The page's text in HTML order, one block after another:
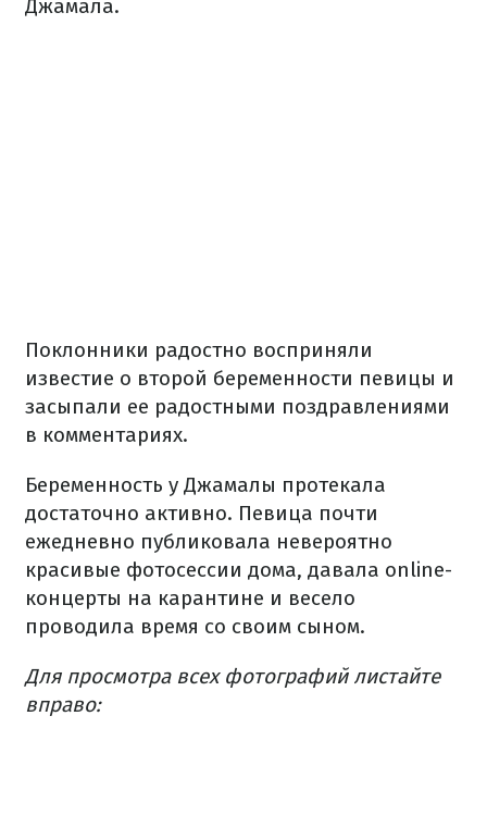
Джамала.
Поклонники радостно восприняли
известие о второй беременности певицы и
засыпали ее радостными поздравлениями
в комментариях.
Беременность у Джамалы протекала
достаточно активно. Певица почти
ежедневно публиковала невероятно
красивые фотосессии дома, давала online-
концерты на карантине и весело
проводила время со своим сыном.
Для просмотра всех фотографий листайте
вправо: